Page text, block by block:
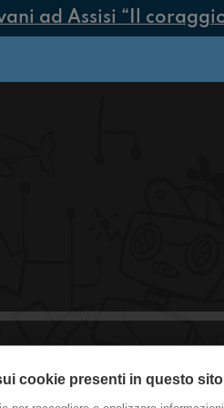
ad Assisi “Il
cookie presenti in questo sito